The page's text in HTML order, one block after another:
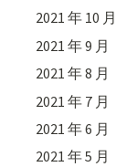
2021 年 10 月
2021 年 9 月
2021 年 8 月
2021 年 7 月
2021 年 6 月
2021 年 5 月